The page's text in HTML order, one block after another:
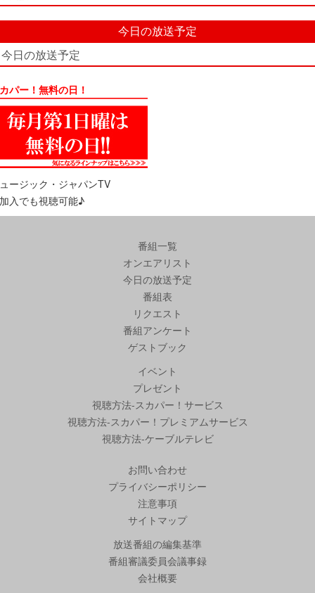
今日の放送予定
今日の放送予定
パー！無料の日！
ージック・ジャパンTV
入でも視聴可能♪
番組一覧
オンエアリスト
今日の放送予定
番組表
リクエスト
番組アンケート
ゲストブック
イベント
プレゼント
視聴方法-スカパー！サービス
視聴方法-スカパー！プレミアムサービス
視聴方法-ケーブルテレビ
お問い合わせ
プライバシーポリシー
注意事項
サイトマップ
放送番組の編集基準
番組審議委員会議事録
会社概要